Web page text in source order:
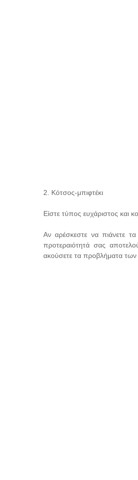
2. Κότσος-μπιφτέκι
Είστε τύπος ευχάριστος και
Αν αρέσκεστε να πιάνετε
προτεραιότητά σας
ακούσετε τα προβλήματα